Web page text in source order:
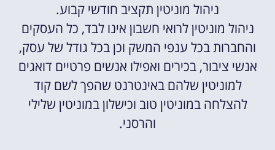
ניהול מוניטין תקציב חודשי קבוע.
ניהול מוניטין לרואי חשבון אינו לבד, כל העסקים
והחברות בכל ענפי המשק וכן בכל גודל של עסק,
אנשי ציבור, בכירים ואפילו אנשים פרטיים דואגים
למוניטין שלהם באינטרנט שהפך לשם קוד
להצלחה במוניטין טוב וכישלון במוניטין שלילי
והרסני.